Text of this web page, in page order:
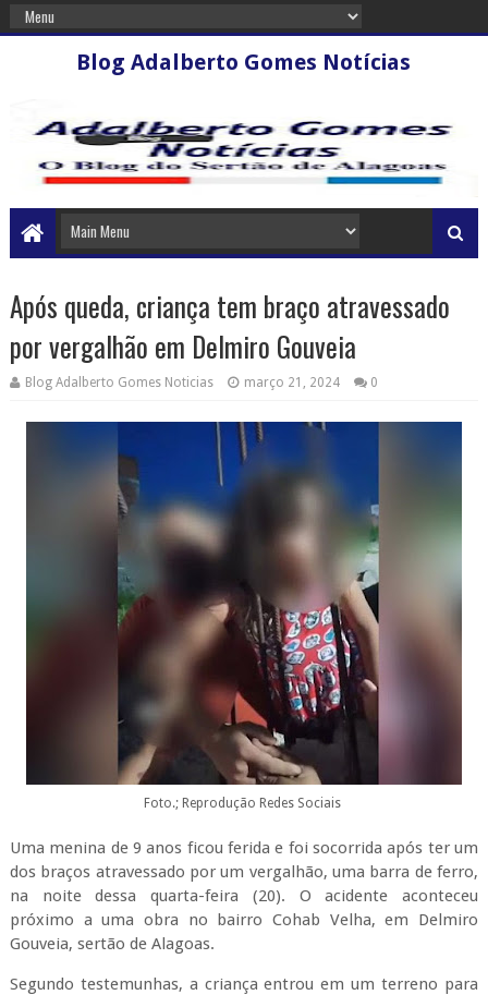
Blog Adalberto Gomes Notícias
Após queda, criança tem braço atravessado
por vergalhão em Delmiro Gouveia
Blog Adalberto Gomes Noticias março 21, 2024 0
Foto.; Reprodução Redes Sociais
Uma menina de 9 anos ficou ferida e foi socorrida após ter um
dos braços atravessado por um vergalhão, uma barra de ferro,
na noite dessa quarta-feira (20). O acidente aconteceu
próximo a uma obra no bairro Cohab Velha, em Delmiro
Gouveia, sertão de Alagoas.
Segundo testemunhas, a criança entrou em um terreno para